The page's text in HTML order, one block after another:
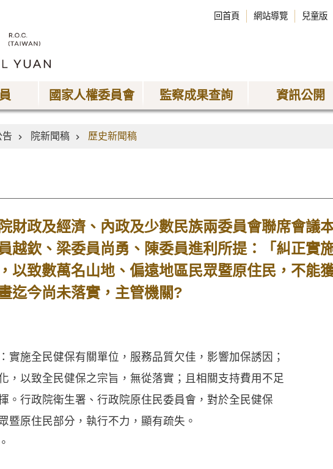
回首頁 網站導覽 兒童版
國家人權委員會 監察成果查詢 資訊公開
告 院新聞稿 歷史新聞稿
政及經濟、內政及少數民族兩委員會聯席會議
越欽、梁委員尚勇、陳委員進利所提：「糾正實
以致數萬名山地、偏遠地區民眾暨原住民，不能
迄今尚未落實，主管機關?
施全民健保有關單位，服務品質欠佳，影響加保誘因；
，以致全民健保之宗旨，無從落實；且相關支持費用不足
。行政院衛生署、行政院原住民委員會，對於全民健保
暨原住民部分，執行不力，顯有疏失。